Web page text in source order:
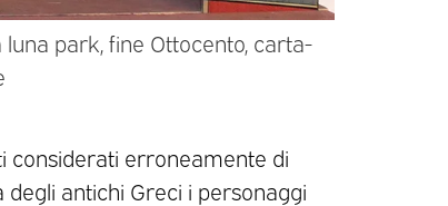
park, fine Ottocento, carta-
considerati erroneamente di
degli antichi Greci i personaggi